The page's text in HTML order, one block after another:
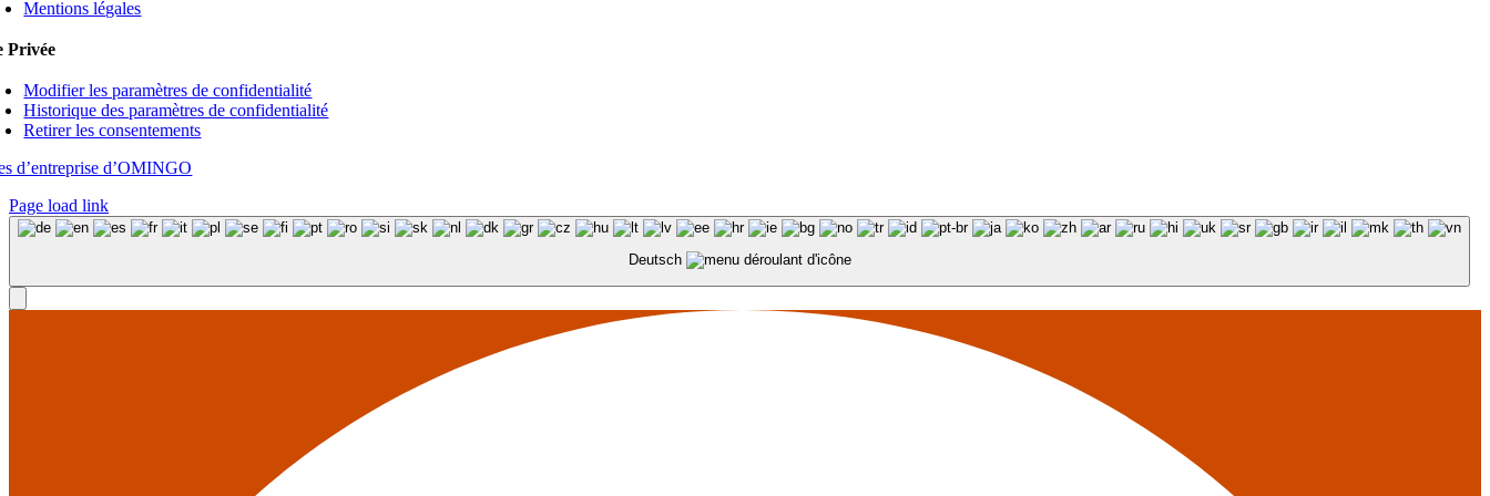
Mentions légales
Privée
Modifier les paramètres de confidentialité
Historique des paramètres de confidentialité
Retirer les consentements
d’entreprise d’OMINGO
Page load link
Deutsch